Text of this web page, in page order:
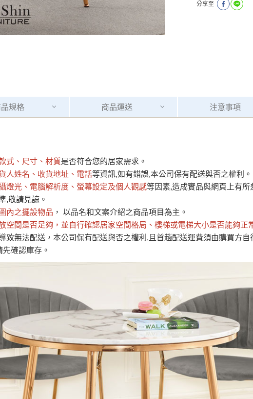
分享至
規格 商品運送 注意事項
式、尺寸、材質是否符合您的居家需求。
人姓名、收貨地址、電話等資訊,如有錯誤,本公司保有配送與否之權利。
燈光、電腦解析度、螢幕設定及個人觀感等因素,造成實品與網頁上有
,敬請見諒。
內之擺設物品 ， 以品名和文案介紹之商品項目為主。
空間是否足夠 ，並自行確認居家空間格局、 樓梯或電梯大小是否能夠正
致無法配送，本公司保有配送與否之權利,且首趟配送運費須由購買方自
先確認庫存。
硬度化學原料，增加石材壽命運 費 說 明
免 運 費
＊A108產品另收運費
峨眉鄉、五峰
鄉、寶山鄉山
雙溪、貢寮、
門、林口 下福里
石碇、坪林、
路
$ 9,000以上：免運費
網頁無法及時更新，如有需要購買商品，請於出發前來電或到「官方
「現貨」與 「金額」。
異常，商家有權取消訂單。
不含例假日)，我們客服會與您電話聯絡或E-Mail通知確認訂單。
→ @dershin）
是否現貨，若未詢問下單後無現貨我們客服會再來電或E-Mail與您聯絡
搜尋 Line ID →
其它地區暫不開放，如因特殊地型限制(山區、鄉、鎮、村)、樓梯太小、
送，
本公司保有出貨的權利。
的工作安全，賣家無提供吊掛服務，若需以吊車或其他的吊掛方式吊運
裝、配送的問題，並非一般快速到貨商品，無法指定特定時間送達，司
，讓你不用整天在家等貨，以節省您的寶貴時間。
配送較為不易，故暫無法配送至百貨公司內部。
全部 依評論高至低排列 依評論低至高排列 只顯示